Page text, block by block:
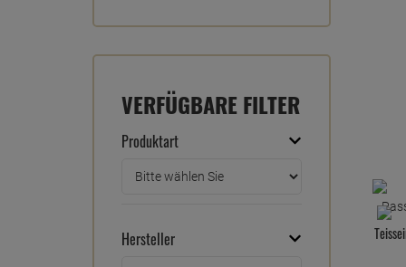
VERFÜGBARE FILTER
Produktart
Hersteller